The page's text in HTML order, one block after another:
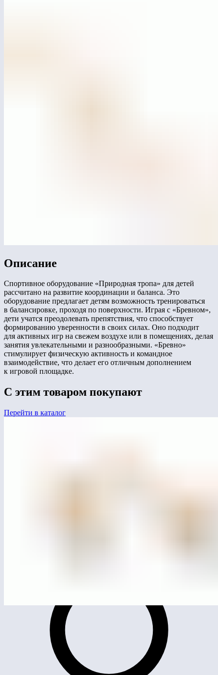
Описание
Спортивное оборудование «Природная тропа» для детей
рассчитано на развитие координации и баланса. Это
оборудование предлагает детям возможность тренироваться
в балансировке, проходя по поверхности. Играя с «Бревном»,
дети учатся преодолевать препятствия, что способствует
формированию уверенности в своих силах. Оно подходит
для активных игр на свежем воздухе или в помещениях, делая
занятия увлекательными и разнообразными. «Бревно»
стимулирует физическую активность и командное
взаимодействие, что делает его отличным дополнением
к игровой площадке.
С этим товаром покупают
Перейти в каталог